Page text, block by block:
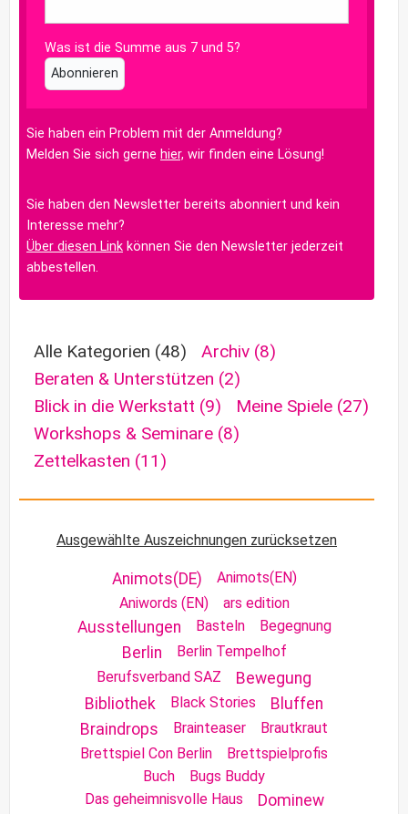
Was ist die Summe aus 7 und 5?
Abonnieren
Sie haben ein Problem mit der Anmeldung?
Melden Sie sich gerne hier, wir finden eine Lösung!
Sie haben den Newsletter bereits abonniert und kein
Interesse mehr?
Über diesen Link können Sie den Newsletter jederzeit
abbestellen.
Alle Kategorien (48) Archiv (8)
Beraten & Unterstützen (2)
Blick in die Werkstatt (9) Meine Spiele (27)
Workshops & Seminare (8)
Zettelkasten (11)
Ausgewählte Auszeichnungen zurücksetzen
Animots(DE)
Animots(EN)
Aniwords (EN)
ars edition
Ausstellungen Basteln Begegnung
Berlin
Berlin Tempelhof
Berufsverband SAZ
Bewegung
Bibliothek
Black Stories
Bluffen
Braindrops
Brainteaser
Brautkraut
Brettspiel Con Berlin
Brettspielprofis
Buch
Bugs Buddy
Das geheimnisvolle Haus
Dominew